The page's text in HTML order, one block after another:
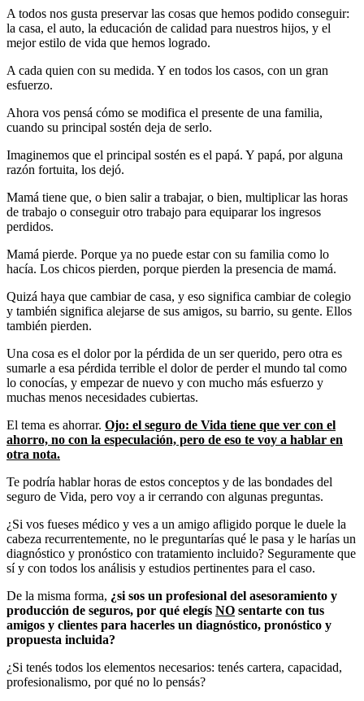
A todos nos gusta preservar las cosas que hemos podido conseguir:
la casa, el auto, la educación de calidad para nuestros hijos, y el
mejor estilo de vida que hemos logrado.
A cada quien con su medida. Y en todos los casos, con un gran
esfuerzo.
Ahora vos pensá cómo se modifica el presente de una familia,
cuando su principal sostén deja de serlo.
Imaginemos que el principal sostén es el papá. Y papá, por alguna
razón fortuita, los dejó.
Mamá tiene que, o bien salir a trabajar, o bien, multiplicar las horas
de trabajo o conseguir otro trabajo para equiparar los ingresos
perdidos.
Mamá pierde. Porque ya no puede estar con su familia como lo
hacía. Los chicos pierden, porque pierden la presencia de mamá.
Quizá haya que cambiar de casa, y eso significa cambiar de colegio
y también significa alejarse de sus amigos, su barrio, su gente. Ellos
también pierden.
Una cosa es el dolor por la pérdida de un ser querido, pero otra es
sumarle a esa pérdida terrible el dolor de perder el mundo tal como
lo conocías, y empezar de nuevo y con mucho más esfuerzo y
muchas menos necesidades cubiertas.
El tema es ahorrar. Ojo: el seguro de Vida tiene que ver con el
ahorro, no con la especulación, pero de eso te voy a hablar en
otra nota.
Te podría hablar horas de estos conceptos y de las bondades del
seguro de Vida, pero voy a ir cerrando con algunas preguntas.
¿Si vos fueses médico y ves a un amigo afligido porque le duele la
cabeza recurrentemente, no le preguntarías qué le pasa y le harías un
diagnóstico y pronóstico con tratamiento incluido? Seguramente que
sí y con todos los análisis y estudios pertinentes para el caso.
De la misma forma, ¿si sos un profesional del asesoramiento y
producción de seguros, por qué elegís NO sentarte con tus
amigos y clientes para hacerles un diagnóstico, pronóstico y
propuesta incluida?
¿Si tenés todos los elementos necesarios: tenés cartera, capacidad,
profesionalismo, por qué no lo pensás?